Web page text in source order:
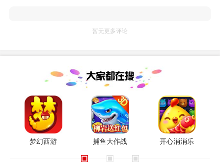
暂无更多评论
梦幻西游 捕鱼大作战 开心消消乐